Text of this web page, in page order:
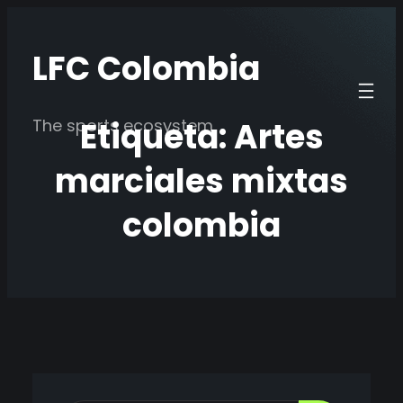
contenido
LFC Colombia
The sports ecosystem
Etiqueta:Artes
marciales mixtas
colombia